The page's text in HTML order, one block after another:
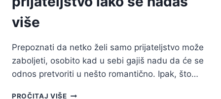
više
Prepoznati da netko želi samo prijateljstvo može
zaboljeti, osobito kad u sebi gajiš nadu da će se
odnos pretvoriti u nešto romantično. Ipak, što…
PROČITAJ VIŠE20